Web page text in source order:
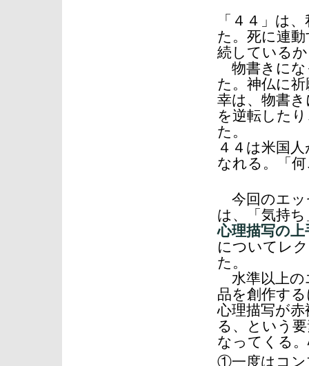
「４４」は
た。死に連
続している
物書きにな
た。神仏に
幸は、物書
を逆転した
た。
４４は米国
なれる。「
今回のエッ
は、「気持
心理描写の
についてレ
た。
水準以上の
品を創作す
心理描写が
る、という
なってくる
①一度はコン